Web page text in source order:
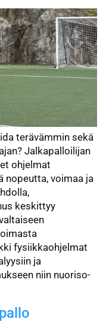
terävämmin sekä
Jalkapalloilijan
ohjelmat
nopeutta, voimaa ja
keskittyy
fysiikkaohjelmat
ja
niin nuoriso-